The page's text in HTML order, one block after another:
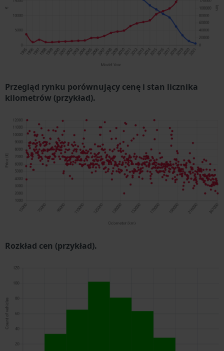
Przegląd rynku porównujący cenę i stan licznika
kilometrów (przykład).
Rozkład cen (przykład).